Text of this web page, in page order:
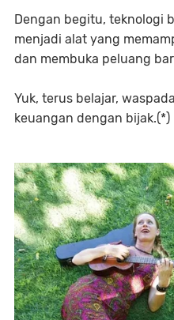
Dengan begitu, teknologi
menjadi alat yang
dan membuka peluang
Yuk, terus belajar,
keuangan dengan bijak.(*)